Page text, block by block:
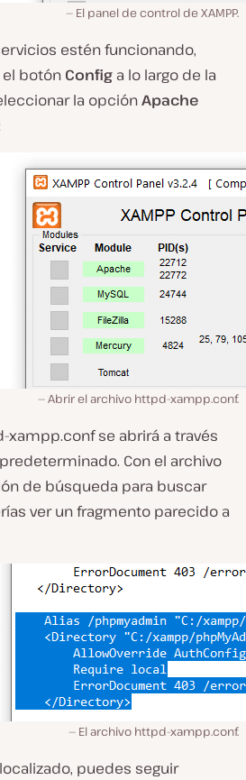
El panel de control de XAMPP.
estén funcionando,
botón Config a lo largo de la
la opciónApache
Abrir el archivo httpd-xampp.conf.
xampp.conf se abrirá a través
Con el archivo
de búsqueda para buscar
ver un fragmento parecido a
El archivo httpd-xampp.conf.
puedes seguir